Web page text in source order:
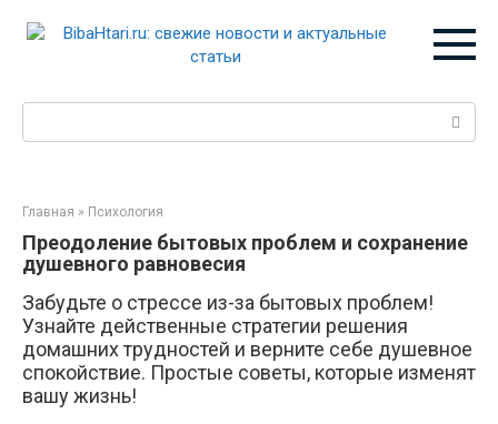
Главная » Психология
Преодоление бытовых проблем и сохранение
душевного равновесия
Забудьте о стрессе из-за бытовых проблем!
Узнайте действенные стратегии решения
домашних трудностей и верните себе душевное
спокойствие. Простые советы, которые изменят
вашу жизнь!